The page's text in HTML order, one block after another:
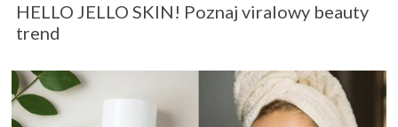
HELLO JELLO SKIN! Poznaj viralowy beauty
trend